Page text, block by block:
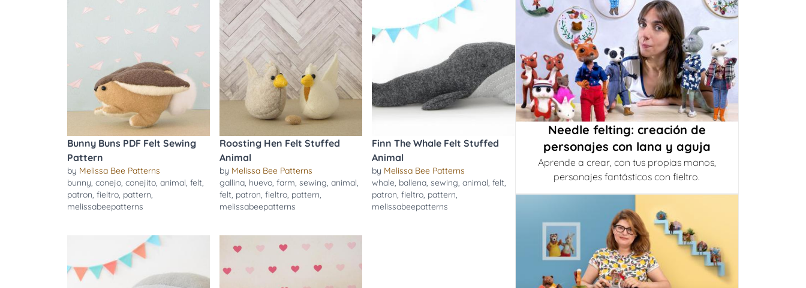
Bunny Buns PDF Felt Sewing
Pattern
by Melissa Bee Patterns
bunny, conejo, conejito, animal, felt,
patron, fieltro, pattern,
melissabeepatterns
Roosting Hen Felt Stuffed
Animal
by Melissa Bee Patterns
gallina, huevo,farm,sewing,animal,
felt, patron,fieltro, pattern,
melissabeepatterns
Finn The Whale Felt Stuffed
Animal
by Melissa Bee Patterns
whale, ballena,sewing,animal,felt,
patron,fieltro, pattern,
melissabeepatterns
Needle felting: creación de
personajes con lana y aguja
Aprende a crear, con tus propias manos,
personajes fantásticos con fieltro.